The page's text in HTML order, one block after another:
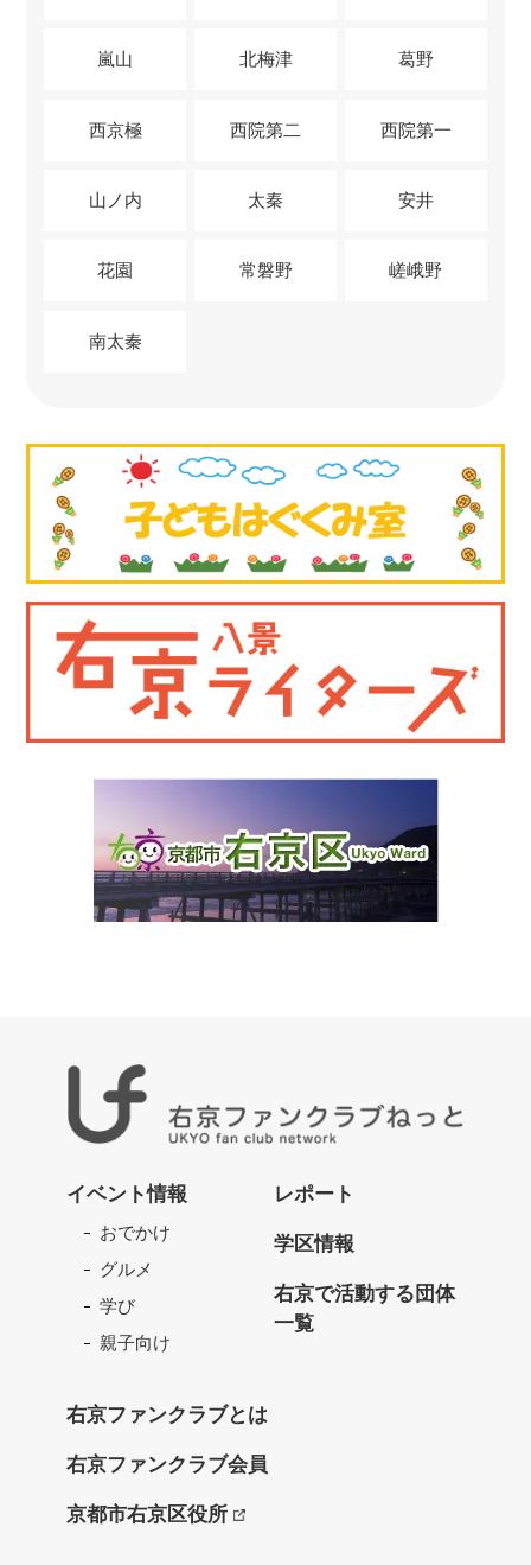
嵐山 北梅津 葛野
西京極 西院第二 西院第一
山ノ内 太秦 安井
花園 常磐野 嵯峨野
南太秦
京
フ
と
イベント情報
おでかけ
グルメ
学び
親子向け
レポート
学区情報
右京で活動する団体
一覧
右京ファンクラブとは
右京ファンクラブ会員
京都市右京区役所